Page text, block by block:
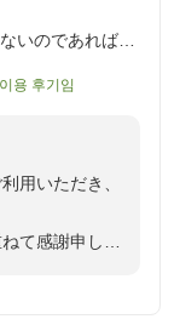
【富士急ハイ
りお待ちして
いのであれば、
ので見れませ
용 후기임
用いただき、
て感謝申し上